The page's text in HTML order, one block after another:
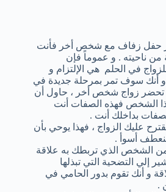
حفل زفاف مع شخص أخر فأنت
من ناحيته . و عموماً فإن
في الحلم هي الإلتزام و
و أنك سوف تمر بمرحلة جديدة في
تحضر زواج شخص أخر ، حاول أن
الشخص فهذه الصفات أنت
بداخلك أنت .
عليك الزواج ، فهذا يوحي بأن
أسوأ .
من الشخص الذي تربطك به علاقة
إلي التضحية التي تبذلها
و أنك تقوم بدور الحامي في
.